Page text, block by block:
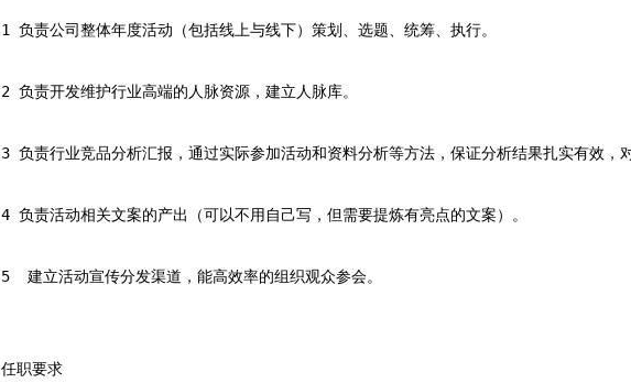
1 负责公司整体年度活动（包括线上与线下）策划、选题、统筹、执行。
2 负责开发维护行业高端的人脉资源，建立人脉库。
3 负责行业竞品分析汇报，通过实际参加活动和资料分析等方法，保证分析结果扎实有效，
4 负责活动相关文案的产出（可以不用自己写，但需要提炼有亮点的文案）。
5  建立活动宣传分发渠道，能高效率的组织观众参会。
任职要求